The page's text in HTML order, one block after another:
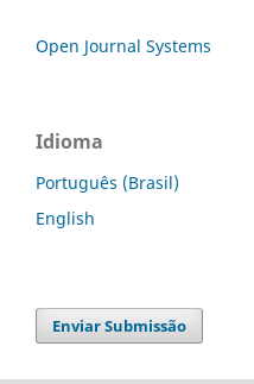
Open Journal Systems
Idioma
Português (Brasil)
English
Enviar Submissão